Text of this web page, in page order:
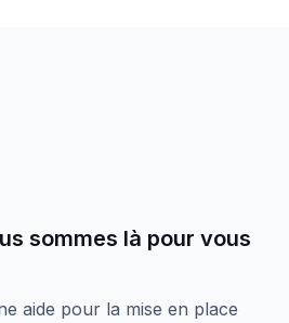
sommes là pour vous
aide pour la mise en place